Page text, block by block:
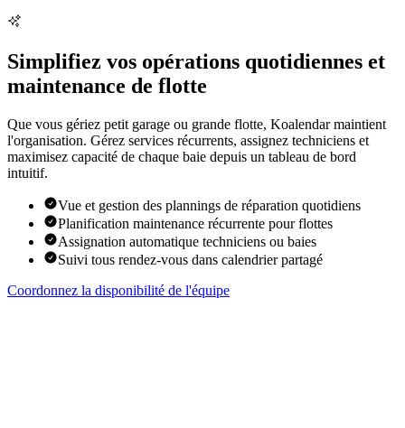
Simplifiez vos opérations quotidiennes et
maintenance de flotte
Que vous gériez petit garage ou grande flotte, Koalendar maintient
l'organisation. Gérez services récurrents, assignez techniciens et
maximisez capacité de chaque baie depuis un tableau de bord
intuitif.
Vue et gestion des plannings de réparation quotidiens
Planification maintenance récurrente pour flottes
Assignation automatique techniciens ou baies
Suivi tous rendez-vous dans calendrier partagé
Coordonnez la disponibilité de l'équipe